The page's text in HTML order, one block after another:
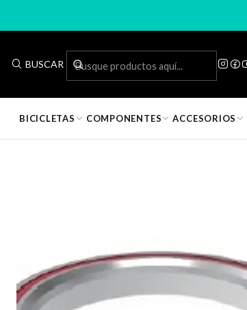
BUSCAR
BICICLETAS COMPONENTES ACCESORIOS